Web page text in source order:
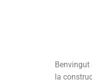
Benvingut
la